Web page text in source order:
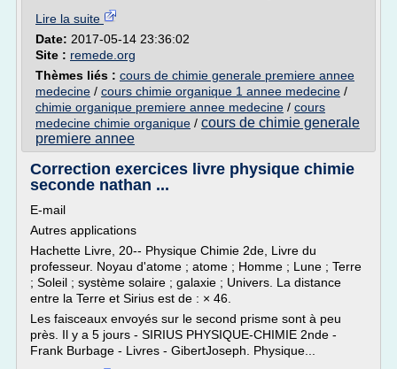
Lire la suite
Date: 2017-05-14 23:36:02
Site : remede.org
Thèmes liés : cours de chimie generale premiere annee
medecine / cours chimie organique 1 annee medecine /
chimie organique premiere annee medecine / cours
medecine chimie organique / cours de chimie generale
premiere annee
Correction exercices livre physique chimie
seconde nathan ...
E-mail
Autres applications
Hachette Livre, 20-- Physique Chimie 2de, Livre du
professeur. Noyau d'atome ; atome ; Homme ; Lune ; Terre
; Soleil ; système solaire ; galaxie ; Univers. La distance
entre la Terre et Sirius est de : × 46.
Les faisceaux envoyés sur le second prisme sont à peu
près. Il y a 5 jours - SIRIUS PHYSIQUE-CHIMIE 2nde -
Frank Burbage - Livres - GibertJoseph. Physique...